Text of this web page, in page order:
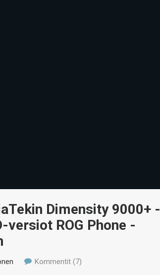
Dimensity 9000+ -
ROG Phone -
Kommentit (7)